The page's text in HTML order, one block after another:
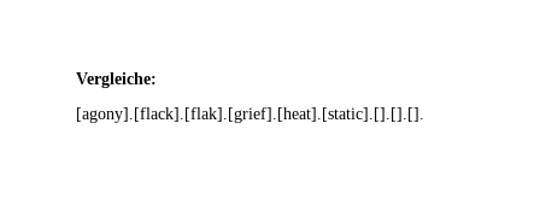
Ver­glei­che:
[agony].[flack].[flak].[grief].[heat].[static].[].[].[].